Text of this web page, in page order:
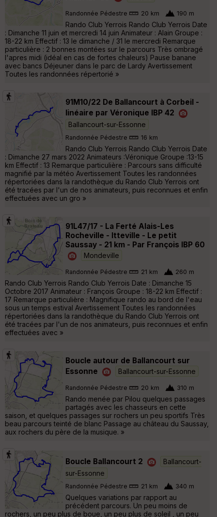
Randonnée Pédestre 20 km 190 m
Rando Club Yerrois Rando Club Yerrois Date
: Dimanche 11 juin et mercredi 14 juin Animateur : Alain Groupe :
18-22 km Effectif : 13 le dimanche / 31 le mercredi Remarque
particulière : 2 bonnes montées sur le parcours Très ombragé
l'apres midi (idéal en cas de fortes chaleurs) Pause banane
avec bancs Déjeuner dans le parc de Lardy Avertissement
Toutes les randonnées répertorié »
91M10/22 De Ballancourt à Corbeil -
linéaire par Véronique IBP 42
Ballancourt-sur-Essonne
Randonnée Pédestre 16 km
Rando Club Yerrois Rando Club Yerrois Date
: Dimanche 27 mars 2022 Animateurs :Véronique Groupe :13-15
km Effectif : 13 Remarque particulière : Parcours sans difficulté
magnifié par la météo Avertissement Toutes les randonnées
répertoriées dans la randothèque du Rando Club Yerrois ont
été tracées par l'un de nos animateurs, puis reconnues et enfin
effectuées avec un gro »
91L47/17 - La Ferté Alais-Les
Rocheville - Itteville - Le petit
Saussay - 21 km - Par François IBP 60
Mondeville
Randonnée Pédestre 21 km 260 m
Rando Club Yerrois Rando Club Yerrois Date : Dimanche 15
Octobre 2017 Animateur : François Groupe : 18-22 km Effectif :
17 Remarque particulière : Magnifique rando au bord de l'eau
sous un temps estival Avertissement Toutes les randonnées
répertoriées dans la randothèque du Rando Club Yerrois ont
été tracées par l'un de nos animateurs, puis reconnues et enfin
effectuées avec »
Boucle autour de Ballancourt sur
Essonne
Ballancourt-sur-Essonne
Randonnée Pédestre 20 km 310 m
Rando menée par Pilou quelques passages
partagés avec les chasseurs en cette
saison, et quelques passages sur rochers un peu sportifs Très
beau parcours teinté de blanc Passage au château du Saussay,
aux rochers du père de la musique. »
Boucle Ballancourt 2
Ballancourt-
sur-Essonne
Randonnée Pédestre 21 km 340 m
Quelques variations par rapport au
précédent parcours. Un peu moins de
rochers, un peu plus de boue, un peu plus de soleil , un peu